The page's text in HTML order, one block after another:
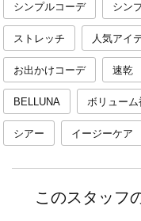
シンプルコーデ シン
ストレッチ 人気アイ
お出かけコーデ 速乾
BELLUNA ボリューム
シアー イージーケア
このスタッフ